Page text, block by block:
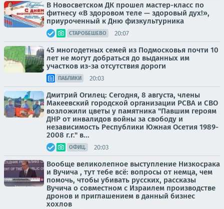
В Новосветском ДК прошел мастер-класс по
фитнесу «В здоровом теле — здоровый дух!»,
приуроченный к Дню физкультурника
СТАРОБЕШЕВО 20:07
45 многодетных семей из Подмосковья почти 10
лет не могут добраться до выданных им
участков из-за отсутствия дороги
ПАБЛИКИ 20:03
Дмитрий Огилец: Сегодня, 8 августа, члены
Макеевский городской организации РСВА и СВО
возложили цветы у памятника "Павшим героям
ДНР от инвалидов войны за свободу и
независимость Республики Южная Осетия 1989-
2008 г.г." в...
ОФИЦ. 20:03
Вообще великолепное выступление Низкосрака
и Вучича , тут тебе всё: вопросы от немца, чем
помочь, чтобы убивать русских, рассказы
Вучича о совместном с Израилем производстве
дронов и приглашением в данный бизнес
хохлов